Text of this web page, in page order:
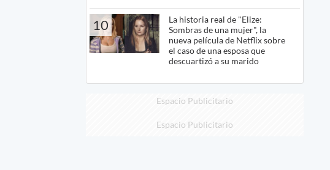
10
La historia real de "Elize:
Sombras de una mujer", la
nueva película de Netflix sobre
el caso de una esposa que
descuartizó a su marido
Espacio Publicitario
Espacio Publicitario